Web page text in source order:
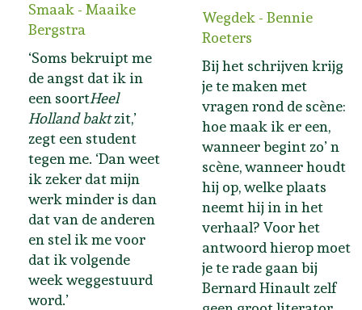
Smaak - Maaike
Bergstra
‘Soms bekruipt me
de angst dat ik in
een soortHeel
Holland baktzit,’
zegt een student
tegen me. ‘Dan weet
ik zeker dat mijn
werk minder is dan
dat van de anderen
en stel ik me voor
dat ik volgende
week weggestuurd
word.’
Wegdek - Bennie
Roeters
Bij het schrijven krijg
je te maken met
vragen rond de scène:
hoe maak ik er een,
wanneer begint zo’ n
scène, wanneer houdt
hij op, welke plaats
neemt hij in in het
verhaal? Voor het
antwoord hierop moet
je te rade gaan bij
Bernard Hinault zelf